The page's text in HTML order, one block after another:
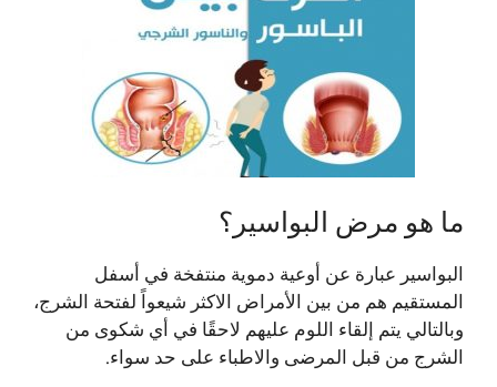
ما هو مرض البواسير؟
البواسير عبارة عن أوعية دموية منتفخة في أسفل
المستقيم هم من بين الأمراض الاكثر شيعواً لفتحة الشرج،
وبالتالي يتم إلقاء اللوم عليهم لاحقًا في أي شكوى من
الشرج من قبل المرضى والاطباء على حد سواء.